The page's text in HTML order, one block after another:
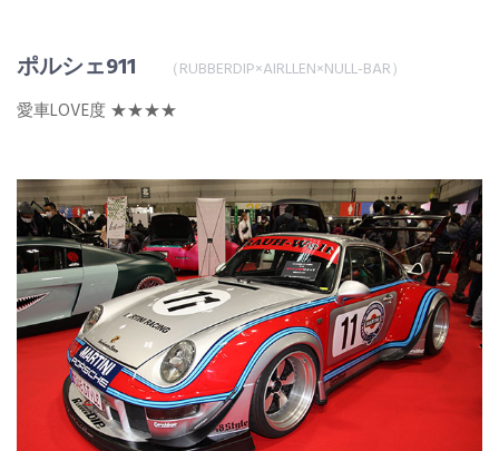
ポルシェ911 （RUBBERDIP×AIRLLEN×NULL-BAR）
愛車LOVE度 ★★★★